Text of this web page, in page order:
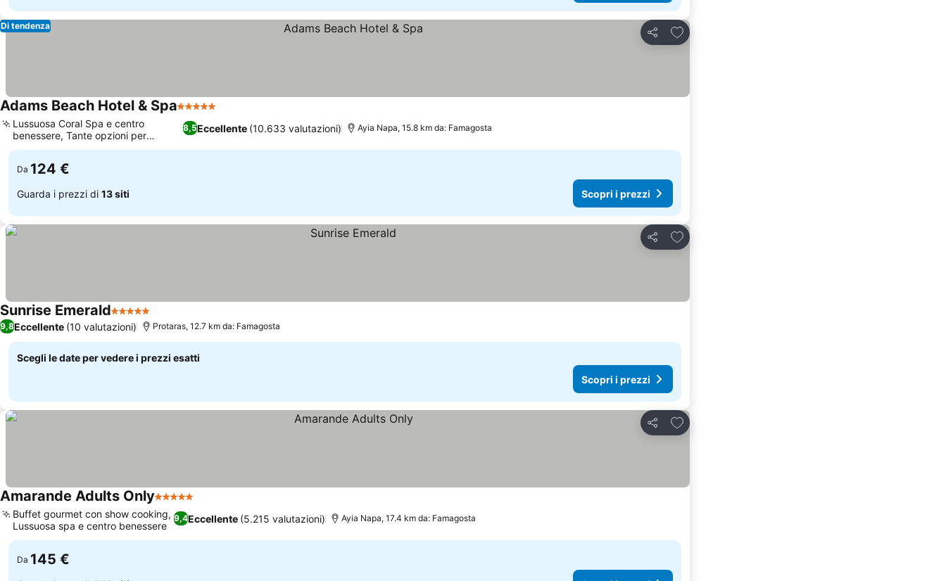
Condividi
Aggiungi ai preferiti
Di tendenza
Adams Beach Hotel & Spa5 Stelle
8,5Eccellente (10.633 valutazioni)
Lussuosa Coral Spa e centro
benessere, Tante opzioni per
mangiare in hotel
Ayia Napa, 15.8 km da: Famagosta
Da 124 €
Guarda i prezzi di 13 siti Scopri i prezzi
Condividi
Aggiungi ai preferiti
Sunrise Emerald5 Stelle
9,8Eccellente (10 valutazioni) Protaras, 12.7 km da: Famagosta
Scegli le date per vedere i prezzi esatti
Scopri i prezzi
Condividi
Aggiungi ai preferiti
Amarande Adults Only5 Stelle
9,4Eccellente (5.215 valutazioni)
Buffet gourmet con show cooking,
Lussuosa spa e centro benessere
Ayia Napa, 17.4 km da: Famagosta
Da 145 €